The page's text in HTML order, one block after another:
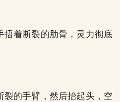
捂着断裂的肋骨，灵力彻底
裂的手臂，然后抬起头，空